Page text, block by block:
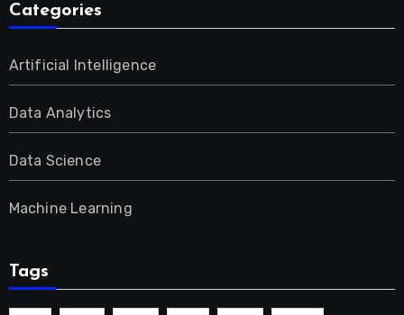
Categories
Artificial Intelligence
Data Analytics
Data Science
Machine Learning
Tags